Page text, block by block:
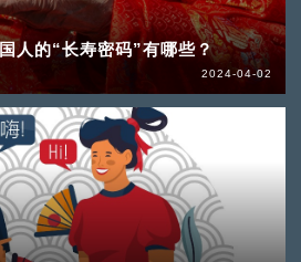
人的“长寿密码”有哪些？
2024-04-02